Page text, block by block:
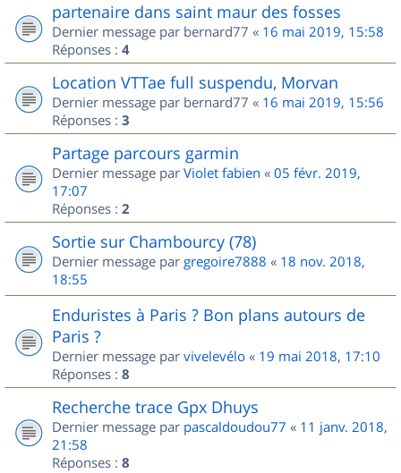
partenaire dans saint maur des fosses
Dernier message par bernard77 « 16 mai 2019, 15:58
Réponses : 4
Location VTTae full suspendu, Morvan
Dernier message par bernard77 « 16 mai 2019, 15:56
Réponses : 3
Partage parcours garmin
Dernier message par Violet fabien « 05 févr. 2019,
17:07
Réponses : 2
Sortie sur Chambourcy (78)
Dernier message par gregoire7888 « 18 nov. 2018,
18:55
Enduristes à Paris ? Bon plans autours de
Paris ?
Dernier message par vivelevélo « 19 mai 2018, 17:10
Réponses : 8
Recherche trace Gpx Dhuys
Dernier message par pascaldoudou77 « 11 janv. 2018,
21:58
Réponses : 8